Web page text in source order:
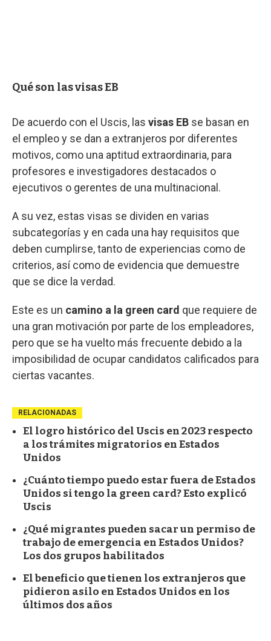
Qué son las visas EB
De acuerdo con el Uscis, las visas EB se basan en
el empleo y se dan a extranjeros por diferentes
motivos, como una aptitud extraordinaria, para
profesores e investigadores destacados o
ejecutivos o gerentes de una multinacional.
A su vez, estas visas se dividen en varias
subcategorías y en cada una hay requisitos que
deben cumplirse, tanto de experiencias como de
criterios, así como de evidencia que demuestre
que se dice la verdad.
Este es un camino a la green card que requiere de
una gran motivación por parte de los empleadores,
pero que se ha vuelto más frecuente debido a la
imposibilidad de ocupar candidatos calificados para
ciertas vacantes.
RELACIONADAS
El logro histórico del Uscis en 2023 respecto
a los trámites migratorios en Estados
Unidos
¿Cuánto tiempo puedo estar fuera de Estados
Unidos si tengo la green card? Esto explicó
Uscis
¿Qué migrantes pueden sacar un permiso de
trabajo de emergencia en Estados Unidos?
Los dos grupos habilitados
El beneficio que tienen los extranjeros que
pidieron asilo en Estados Unidos en los
últimos dos años